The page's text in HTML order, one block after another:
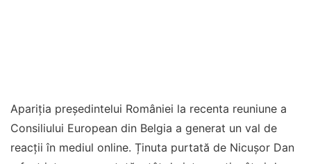
Apariția președintelui României la recenta reuniune a
Consiliului European din Belgia a generat un val de
reacții în mediul online. Ținuta purtată de Nicușor Dan